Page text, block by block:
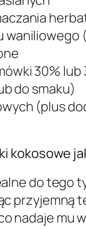
waniliowego
30% lub
do smaku)
(plus
kokosowe
do tego
przyjemną
nadaje mu